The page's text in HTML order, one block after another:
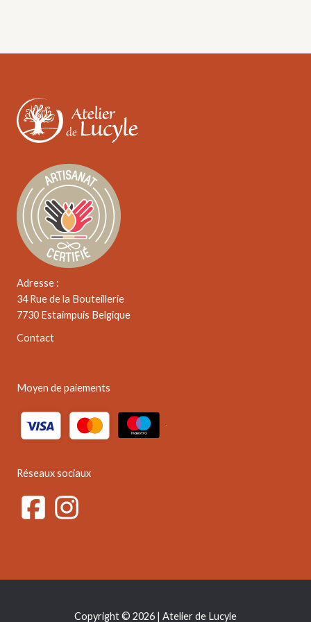
Adresse :
34 Rue de la Bouteillerie
7730 Estaimpuis Belgique
Contact
Moyen de paiements
Réseaux sociaux
Copyright © 2026 | Atelier de Lucyle